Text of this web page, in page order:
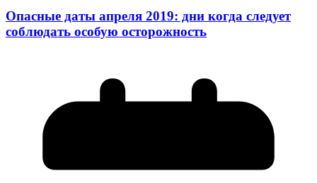
Опасные даты апреля 2019: дни когда следует
соблюдать особую осторожность